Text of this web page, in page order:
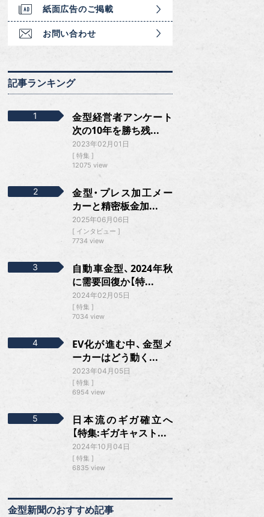
紙面広告のご掲載
お問い合わせ
記事ランキング
金型経営者アンケート
次の10年を勝ち残...
2023年02月01日
特集
12075 view
金型・プレス加工メー
カーと精密板金加...
2025年06月06日
インタビュー
7734 view
自動車金型、2024年秋
に需要回復か【特...
2024年02月05日
特集
7034 view
EV化が進む中、金型メ
ーカーはどう動く...
2023年04月05日
特集
6954 view
日本流のギガ確立へ
【特集:ギガキャスト...
2024年10月04日
特集
6835 view
金型新聞のおすすめ記事